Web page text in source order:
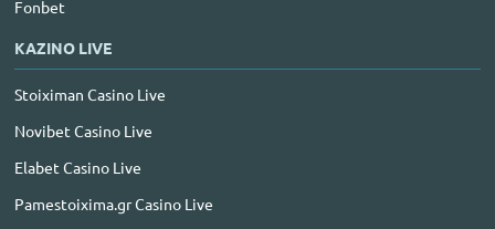
Fonbet
ΚΑΖΙΝΟ LIVE
Stoiximan Casino Live
Novibet Casino Live
Elabet Casino Live
Pamestoixima.gr Casino Live